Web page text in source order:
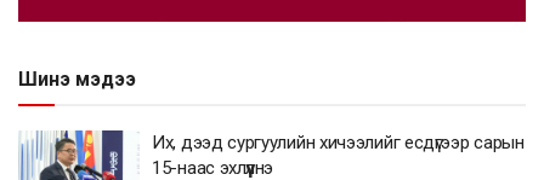
Шинэ мэдээ
Их, дээд сургуулийн хичээлийг есдүгээр сарын
15-наас эхлүүлнэ